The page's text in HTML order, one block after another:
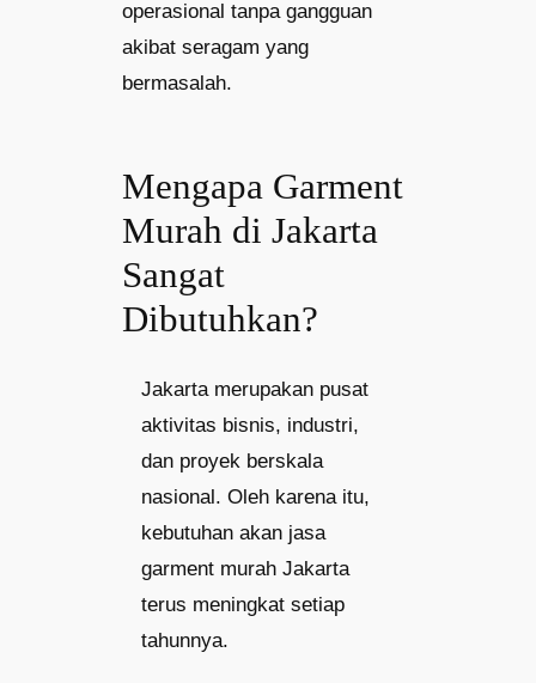
operasional tanpa gangguan
akibat seragam yang
bermasalah.
Mengapa Garment
Murah di Jakarta
Sangat
Dibutuhkan?
Jakarta merupakan pusat
aktivitas bisnis, industri,
dan proyek berskala
nasional. Oleh karena itu,
kebutuhan akan jasa
garment murah Jakarta
terus meningkat setiap
tahunnya.